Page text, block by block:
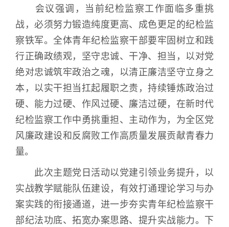
会议强调，当前纪检监察工作面临多重挑
战，必须努力锻造纯度更高、成色更足的纪检监
察铁军。全体青年纪检监察干部要牢固树立和践
行正确政绩观，坚守忠诚、干净、担当，以对党
绝对忠诚筑牢政治之魂，以清正廉洁坚守立身之
本，以实干担当扛起履职之责，持续锤炼政治过
硬、能力过硬、作风过硬、廉洁过硬，在新时代
纪检监察工作中勇挑重担、主动作为，为全区党
风廉政建设和反腐败工作高质量发展贡献青春力
量。
此次主题党日活动以党建引领业务提升，以
实战教学赋能队伍建设，有效打通理论学习与办
案实践的衔接通道，进一步夯实青年纪检监察干
部纪法功底、拓宽办案思路、提升实战能力。下